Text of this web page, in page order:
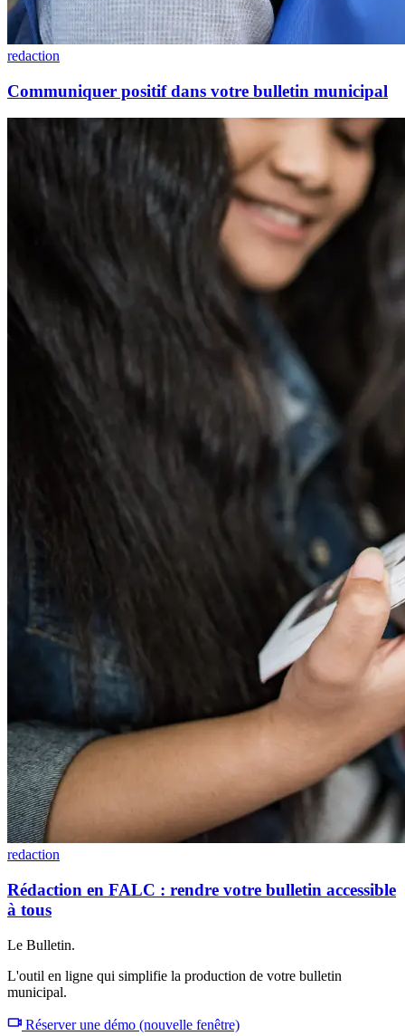
redaction
Communiquer positif dans votre bulletin municipal
redaction
Rédaction en FALC : rendre votre bulletin accessible
à tous
Le Bulletin.
L'outil en ligne qui simplifie la production de votre bulletin
municipal.
Réserver une démo (nouvelle fenêtre)